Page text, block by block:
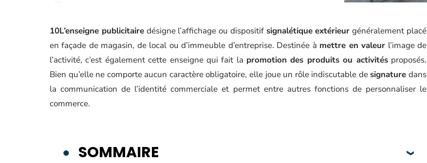
10L’enseigne publicitairedésigne l’affichage ou dispositif signalétique extérieur généralement placé
en façade de magasin, de local ou d’immeuble d’entreprise. Destinée à mettre en valeur l’image de
l’activité, c’est également cette enseigne qui fait la promotion des produits ou activitésproposés.
Bien qu’elle ne comporte aucun caractère obligatoire, elle joue un rôle indiscutable de signature dans
la communication de l’identité commerciale et permet entre autres fonctions de personnaliser le
commerce.
SOMMAIRE